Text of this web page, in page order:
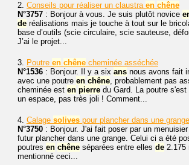
2. Conseils pour réaliser un claustra en chêne
N°3757 : Bonjour à vous. Je suis plutôt novice
de réalisations mais je touche à tout sur le
base d’outils (scie circulaire, scie sauteuse,
J’ai le projet...
3. Poutre en chêne cheminée asséchée
N°1536 : Bonjour. Il y a six ans nous avons fait
avec une poutre en chêne, probablement pas
cheminée est en pierre du Gard. La poutre
un espace, pas très joli ! Comment...
4. Calage solives pour plancher dans une grange
N°3750 : Bonjour. J'ai fait poser par un
futur plancher dans une grange. Celui ci a été
poutres en chêne séparées entre elles de 2.175
mentionné ceci...